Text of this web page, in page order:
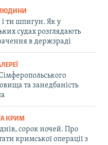
ти шпигун. Як у
судах розглядають
в держзраді
та занедбаність
КРИМ
сорок ночей. Про
кримської операції з